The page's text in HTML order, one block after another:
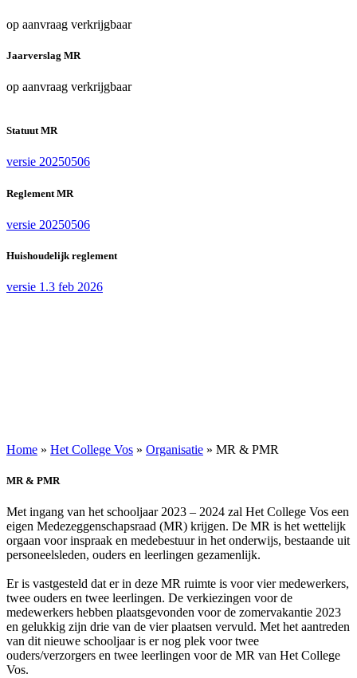
op aanvraag verkrijgbaar
Jaarverslag MR
op aanvraag verkrijgbaar
Statuut MR
versie 20250506
Reglement MR
versie 20250506
Huishoudelijk reglement
versie 1.3 feb 2026
Home » Het College Vos » Organisatie » MR & PMR
MR & PMR
Met ingang van het schooljaar 2023 – 2024 zal Het College Vos een
eigen Medezeggenschapsraad (MR) krijgen. De MR is het wettelijk
orgaan voor inspraak en medebestuur in het onderwijs, bestaande uit
personeelsleden, ouders en leerlingen gezamenlijk.
Er is vastgesteld dat er in deze MR ruimte is voor vier medewerkers,
twee ouders en twee leerlingen. De verkiezingen voor de
medewerkers hebben plaatsgevonden voor de zomervakantie 2023
en gelukkig zijn drie van de vier plaatsen vervuld. Met het aantreden
van dit nieuwe schooljaar is er nog plek voor twee
ouders/verzorgers en twee leerlingen voor de MR van Het College
Vos.